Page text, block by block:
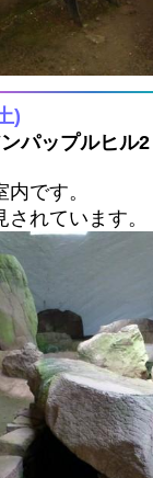
)
パップルヒル2
です。
れています。